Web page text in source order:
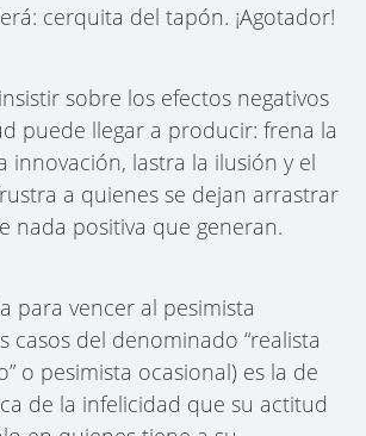
cerquita del tapón. ¡Agotador!
sobre los efectos negativos
puede llegar a producir: frena la
innovación, lastra la ilusión y el
a quienes se dejan arrastrar
nada positiva que generan.
para vencer al pesimista
casos del denominado “realista
o pesimista ocasional) es la de
de la infelicidad que su actitud